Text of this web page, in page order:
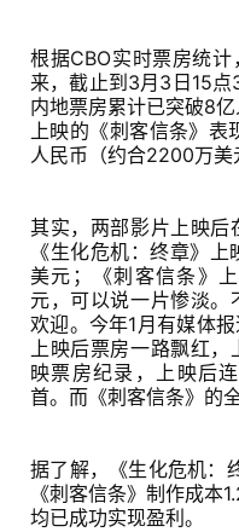
根据CBO实时票房统
来，截止到3月3日15点
内地票房累计已突破8
上映的《刺客信条》表
人民币（约合2200万美
其实，两部影片上映后
《生化危机：终章》
美元；《刺客信条》
元，可以说一片惨淡
欢迎。今年1月有媒体
上映后票房一路飘红
映票房纪录，上映后
首。而《刺客信条》的
据了解，《生化危机：
《刺客信条》制作成本
均已成功实现盈利。